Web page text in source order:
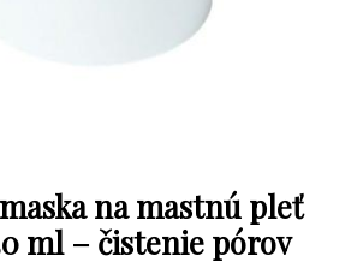
na mastnú pleť
ml – čistenie pórov